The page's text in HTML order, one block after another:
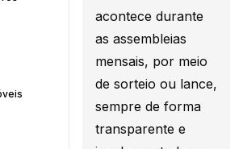
acontece durante
as assembleias
mensais, por meio
de sorteio ou lance,
sempre de forma
transparente e